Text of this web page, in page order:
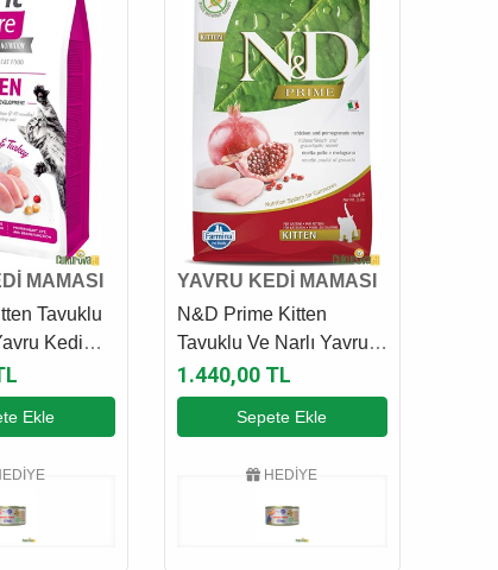
MAMASI
Tavuklu
Kedi
Ekle
YAVRU KEDİ MAMASI
N&D Prime Kitten
Tavuklu Ve Narlı Yavru
Kedi Maması 1.5 Kg
1.440,00 TL
Sepete Ekle
HEDİYE